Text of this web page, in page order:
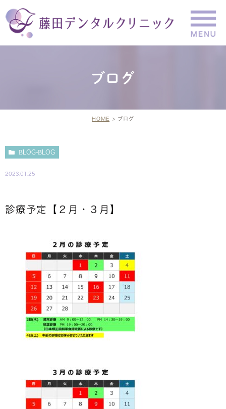
ブログ
HOME ブログ
BLOG-BLOG
2023.01.25
診療予定【２月・３月】